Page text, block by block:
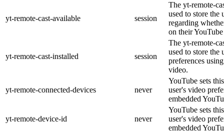
yt-remote-cast-available session
The yt-remote-
used to store the
regarding
on their
yt-remote-cast-installed session
The yt-remote-
used to store the
preferences
video.
yt-remote-connected-devices never
YouTube sets
user's video
embedded
yt-remote-device-id never
YouTube sets
user's video
embedded